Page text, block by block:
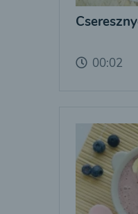
00:02